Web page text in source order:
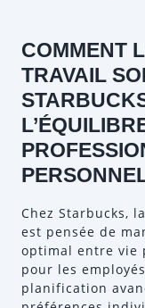
COMMENT
TRAVAIL
Chez Starbucks,
est pensée de
optimal entre vie
pour les
planification